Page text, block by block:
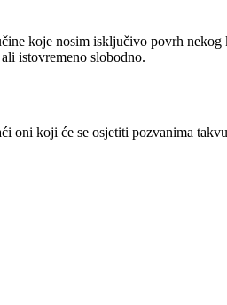
koje nosim isključivo povrh
istovremeno slobodno.
oni koji će se osjetiti pozvanima